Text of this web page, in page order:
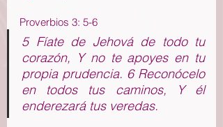
Proverbios 3: 5-6
5 Fíate de Jehová de todo tu
corazón, Y no te apoyes en tu
propia prudencia. 6 Reconócelo
en todos tus caminos, Y él
enderezará tus veredas.